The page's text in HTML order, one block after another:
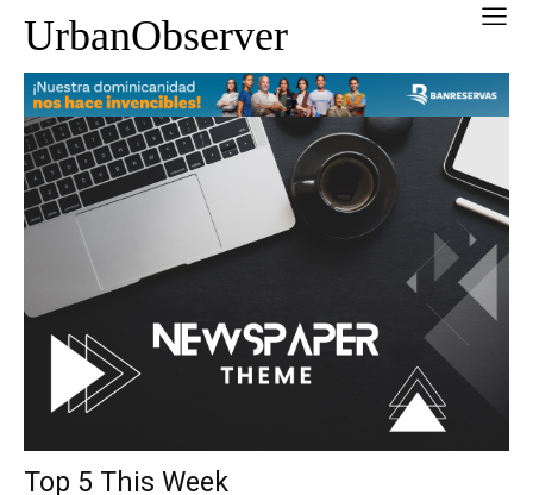
UrbanObserver
Top 5 This Week